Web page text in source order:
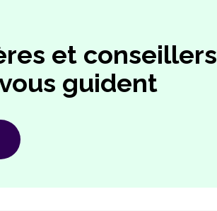
et conseillers
guident